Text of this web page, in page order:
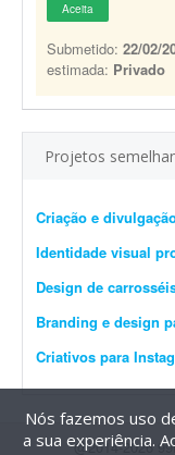
Aceita
Submetido: 22/02/
estimada: Privado
Projetos
Criação e
Design de
Branding e design
Criativos para
@2014-2026
Nós fazemos uso
a sua experiência.